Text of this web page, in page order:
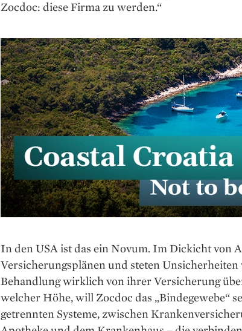
Zocdoc: diese Firma zu werden.“
In den USA ist das ein Novum. Im Dickicht von
Versicherungsplänen und steten Unsicherheiten
Behandlung wirklich von ihrer Versicherung
welcher Höhe, will Zocdoc das „Bindegewebe“
getrennten Systeme, zwischen